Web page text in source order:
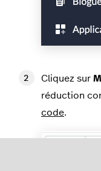
Cliquez sur
réduction
code.